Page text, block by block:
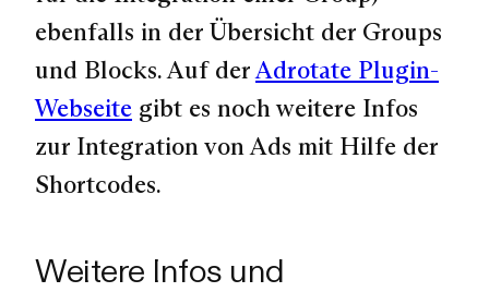
ebenfalls in der Übersicht der Groups
und Blocks. Auf der Adrotate Plugin-
Webseite gibt es noch weitere Infos
zur Integration von Ads mit Hilfe der
Shortcodes.
Weitere Infos und